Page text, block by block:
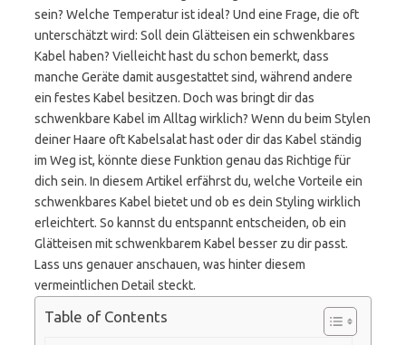
sein? Welche Temperatur ist ideal? Und eine Frage, die oft
unterschätzt wird: Soll dein Glätteisen ein schwenkbares
Kabel haben? Vielleicht hast du schon bemerkt, dass
manche Geräte damit ausgestattet sind, während andere
ein festes Kabel besitzen. Doch was bringt dir das
schwenkbare Kabel im Alltag wirklich? Wenn du beim Stylen
deiner Haare oft Kabelsalat hast oder dir das Kabel ständig
im Weg ist, könnte diese Funktion genau das Richtige für
dich sein. In diesem Artikel erfährst du, welche Vorteile ein
schwenkbares Kabel bietet und ob es dein Styling wirklich
erleichtert. So kannst du entspannt entscheiden, ob ein
Glätteisen mit schwenkbarem Kabel besser zu dir passt.
Lass uns genauer anschauen, was hinter diesem
vermeintlichen Detail steckt.
Table of Contents